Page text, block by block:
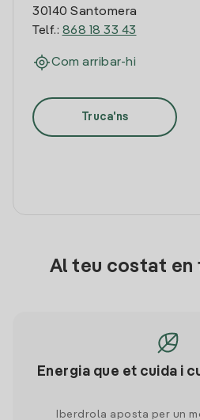
30140 Santomera
Telf.: 868 18 33 43
Com arribar-hi
Truca'ns
Al teu costat en
Energia que et cuida i
Iberdrola aposta per un